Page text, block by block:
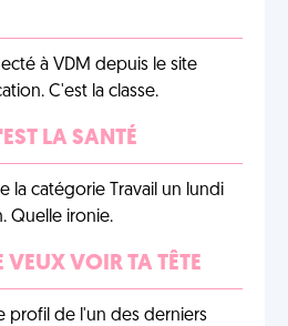
à VDM depuis le site
C'est la classe.
LA SANTÉ
la catégorie Travail un lundi
Quelle ironie.
VOIR TA TÊTE
profil de l'un des derniers